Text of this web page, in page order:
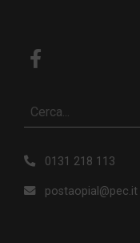
0131 218 113
postaopial@pec.it